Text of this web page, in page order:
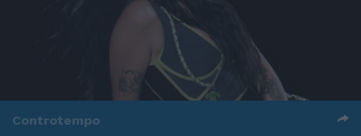
Controtempo